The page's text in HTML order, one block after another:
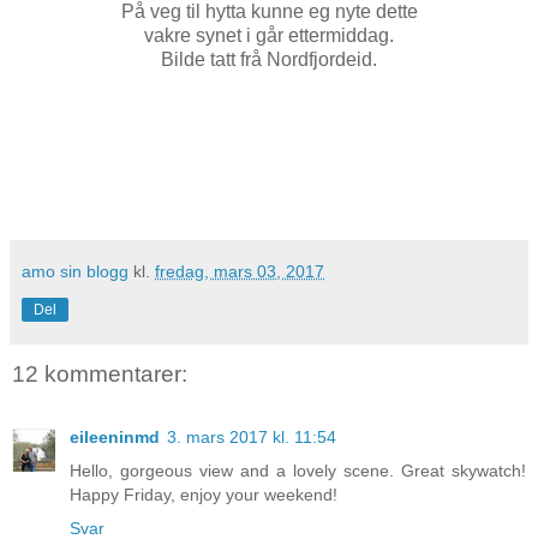
På veg til hytta kunne eg nyte dette
vakre synet i går ettermiddag.
Bilde tatt frå Nordfjordeid.
amo sin blogg kl. fredag, mars 03, 2017
Del
12 kommentarer:
eileeninmd 3. mars 2017 kl. 11:54
Hello, gorgeous view and a lovely scene. Great skywatch!
Happy Friday, enjoy your weekend!
Svar